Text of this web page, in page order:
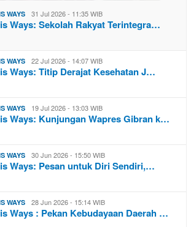
WAYS 31 Jul 2026 - 11:35 WIB
Ways: Sekolah Rakyat Terintegra…
WAYS 22 Jul 2026 - 14:07 WIB
Ways: Titip Derajat Kesehatan J…
WAYS 19 Jul 2026 - 13:03 WIB
Ways: Kunjungan Wapres Gibran k…
WAYS 30 Jun 2026 - 15:50 WIB
Ways: Pesan untuk Diri Sendiri,…
WAYS 28 Jun 2026 - 15:14 WIB
Ways : Pekan Kebudayaan Daerah …